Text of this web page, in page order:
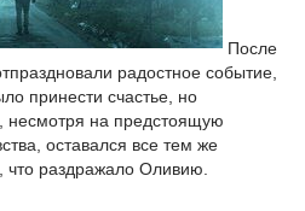
После
радостное событие,
принести счастье, но
несмотря на предстоящую
оставался все тем же
раздражало Оливию.